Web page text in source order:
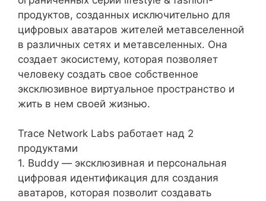
продуктов, созданных исключительно для
цифровых аватаров жителей метавселенной
в различных сетях и метавселенных. Она
создает экосистему, которая позволяет
человеку создать свое собственное
эксклюзивное виртуальное пространство и
жить в нем своей жизнью.
Trace Network Labs работает над 2
продуктами
1. Buddy — эксклюзивная и персональная
цифровая идентификация для создания
аватаров, которая позволит создавать